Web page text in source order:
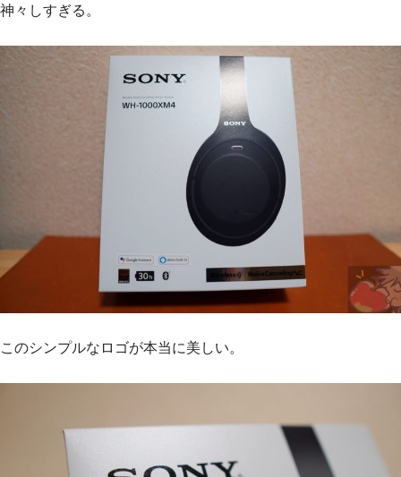
神々しすぎる。
このシンプルなロゴが本当に美しい。